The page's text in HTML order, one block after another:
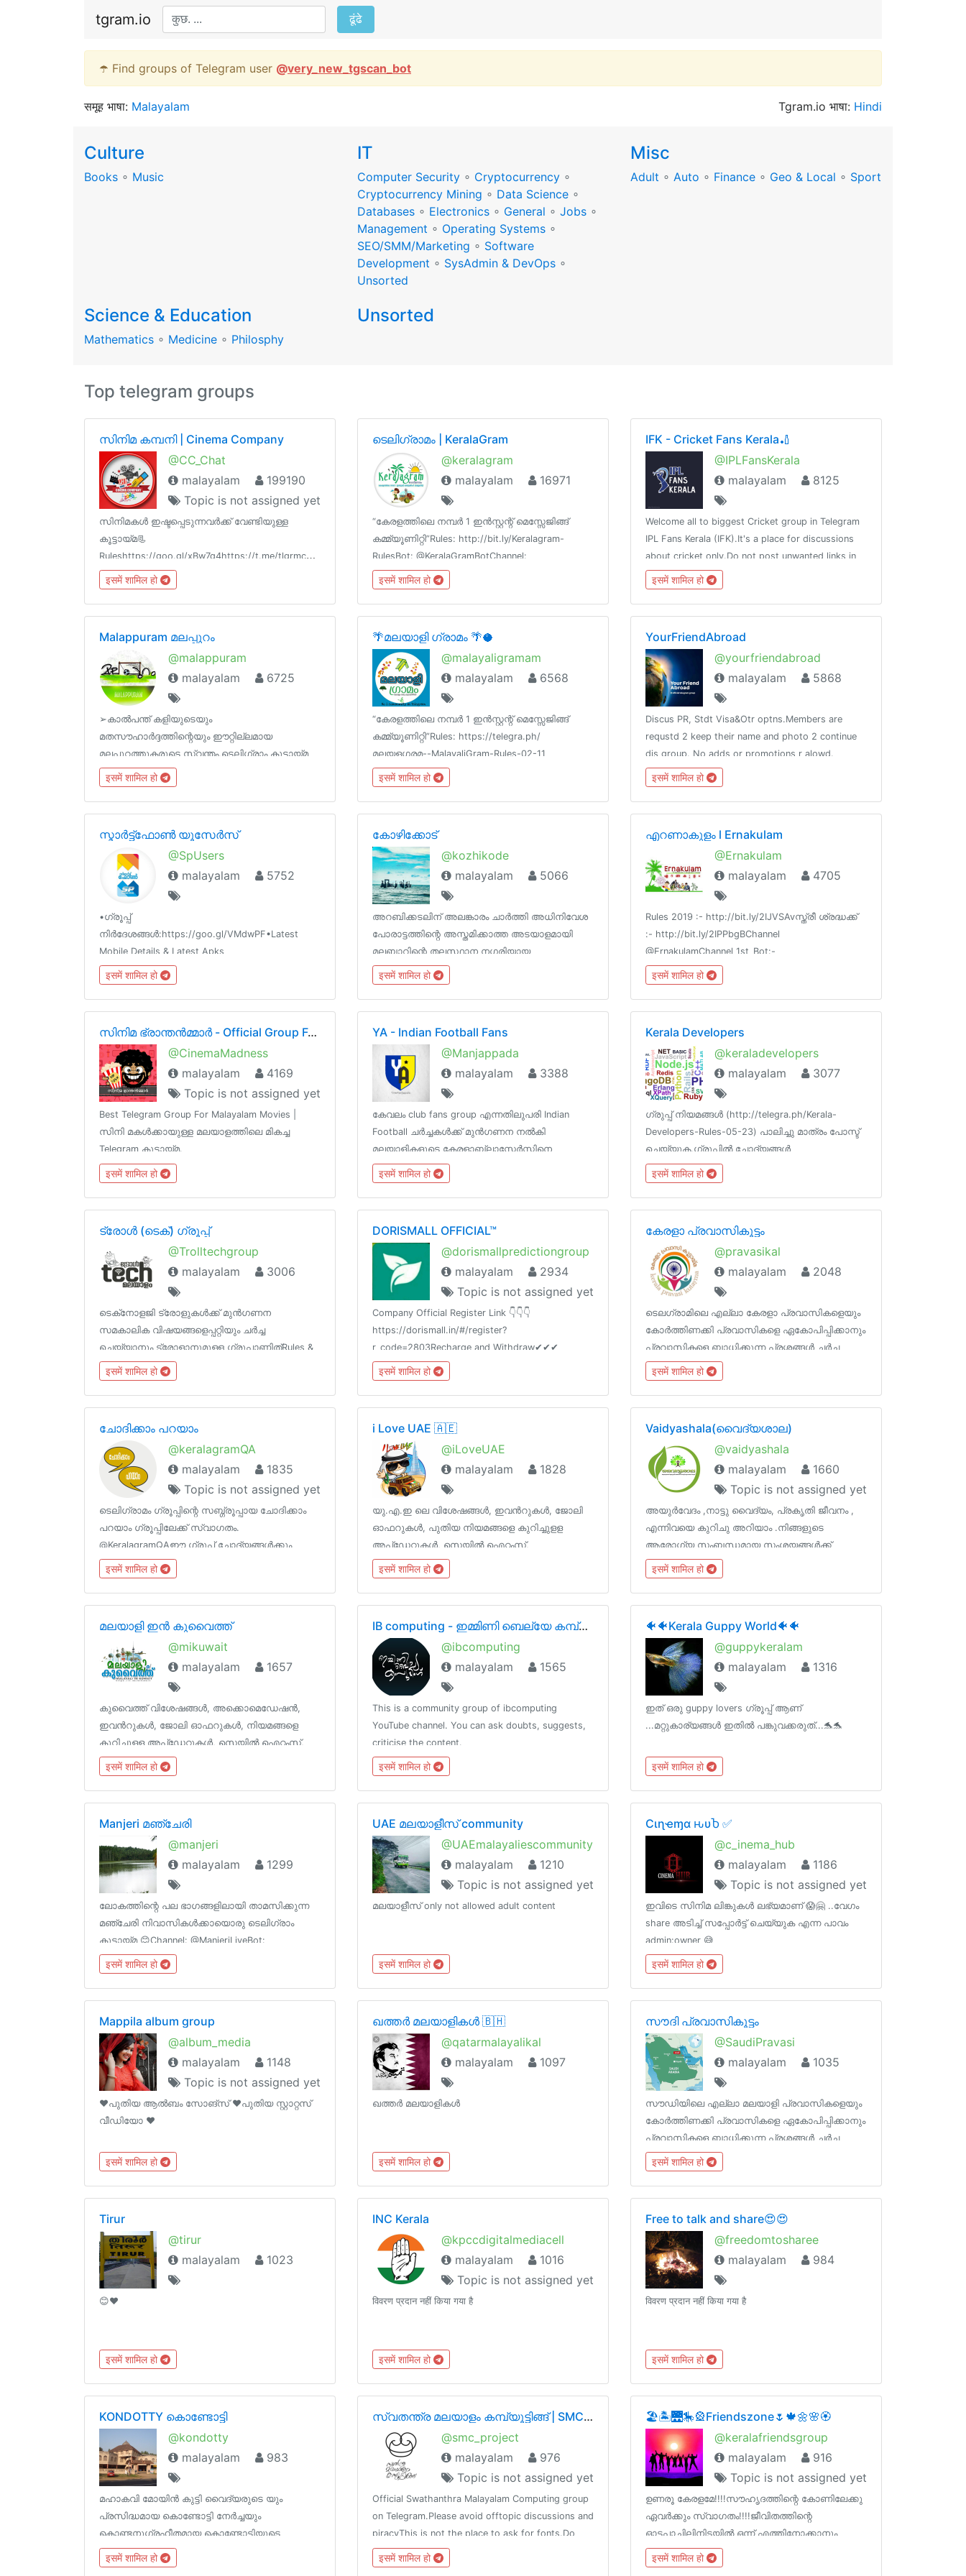
tgram.io ढूंढे
☂️ Find groups of Telegram user @very_new_tgscan_bot
समूह भाषा: Malayalam Tgram.io भाषा: Hindi
Culture
Books ∘ Music
IT
Computer Security ∘ Cryptocurrency ∘
Cryptocurrency Mining ∘ Data Science ∘
Databases ∘ Electronics ∘ General ∘ Jobs ∘
Management ∘ Operating Systems ∘
SEO/SMM/Marketing ∘ Software
Development ∘ SysAdmin & DevOps ∘
Unsorted
Misc
Adult ∘ Auto ∘ Finance ∘ Geo & Local ∘ Sport
Science & Education
Mathematics ∘ Medicine ∘ Philosphy
Unsorted
Top telegram groups
സിനിമ കമ്പനി | Cinema Company
@CC_Chat
malayalam
199190
Topic is not assigned yet
സിനിമകൾ ഇഷ്ടപ്പെടുന്നവർക്ക് വേണ്ടിയുള്ള
കൂട്ടായ്മ📃
Ruleshttps://goo.gl/xBw7g4https://t.me/tlgrmcbot?
start=cc_chat-review📝FAQhttps://goo.gl/uEXdtK
📋Channel List @cc_links💳Paid
Promotion@godfatherOO7
इसमें शामिल हो
ടെലിഗ്രാമം | KeralaGram
@keralagram
malayalam
16971
“കേരളത്തിലെ നമ്പര്‍ 1 ഇന്‍സ്റ്റന്റ് മെസ്സേജിങ്ങ്
കമ്മ്യൂണിറ്റി”Rules: http://bit.ly/Keralagram-
RulesBot: @KeralaGramBotChannel:
@KeralaGramChannelSub Groups:
@KeralagramQA, @KeralagramDebatesWebsite:
https://keralagram.in/ℹ️ @Keralagram
इसमें शामिल हो
IFK - Cricket Fans Kerala🏏
@IPLFansKerala
malayalam
8125
Welcome all to biggest Cricket group in Telegram
IPL Fans Kerala (IFK).It's a place for discussions
about cricket only.Do not post unwanted links in
this group. Offenders will be banned.Rules👇
goo.gl/DW6ELHChannel @Indian_Cricket
इसमें शामिल हो
Malappuram മലപ്പുറം
@malappuram
malayalam
6725
➢കാൽപന്ത് കളിയുടെയും
മതസൗഹാർദ്ദത്തിന്റെയും ഈറ്റില്ലമായ
മലപ്പുറത്തുകരുടെ സ്വന്തം,ടെലിഗ്രാം കൂട്ടായ്മ
✯കിനാവിലെ
മലപ്പുറം✯@malappuramരാഷ്ട്രീയമതജാതിഭേദമന്യേ
ആർക്കും അംഗമാകാം ➢ ➢ ➢യഥാർത്ഥ ചിന്തകർ
@MalappuramChannel
इसमें शामिल हो
🌴മലയാളി ഗ്രാമം 🌴🥥
@malayaligramam
malayalam
6568
“കേരളത്തിലെ നമ്പര്‍ 1 ഇന്‍സ്റ്റന്റ് മെസ്സേജിങ്ങ്
കമ്മ്യൂണിറ്റി”Rules: https://telegra.ph/
മലയളഗരമ--MalayaliGram-Rules-02-11
MalayaBot: update soonChannel:
@malayalionline_all Sub Groups: updates
soonweb: updates soon
इसमें शामिल हो
YourFriendAbroad
@yourfriendabroad
malayalam
5868
Discus PR, Stdt Visa&Otr optns.Members are
requstd 2 keep their name and photo 2 continue
dis group. No adds or promotions r alowd.
इसमें शामिल हो
സ്മാർട്ട്‌‌ഫോൺ യൂസേർസ്
@SpUsers
malayalam
5752
•ഗ്രൂപ്പ്
നിർദേശങ്ങൾ:https://goo.gl/VMdwPF•Latest
Mobile Details & Latest Apks
Join@SpUsersChannel
इसमें शामिल हो
കോഴിക്കോട്
@kozhikode
malayalam
5066
അറബിക്കടലിന് അലങ്കാരം ചാർത്തി അധിനിവേശ
പോരാട്ടത്തിന്റെ അസ്തമിക്കാത്ത അടയാളമായി
മലബാറിന്റെ തലസ്ഥാന നഗരിയായ
കോഴിക്കോട്...സാമൂതിരിയുടെ തേരോട്ടങ്ങൾക്ക്
ധൈര്യത്തിന്റെയും ധൈഷണീകതയുടെയും
പടയങ്കി പുതപ്പിച്ച കുഞ്ഞാലി മരക്കാറുടെ
इसमें शामिल हो
എറണാകുളം l Ernakulam
@Ernakulam
malayalam
4705
Rules 2019 :- http://bit.ly/2IJVSAvസ്ത്രീ ശ്രദ്ധക്ക്
:- http://bit.ly/2IPPbgBChannel
@ErnakulamChannel 1st_Bot:-
@ErnakulamBot2nd_Bot:- @ErnakulamCBot
इसमें शामिल हो
സിനിമ ഭ്രാന്തൻമ്മാർ - Official Group For Malayalam Movies
@CinemaMadness
malayalam
4169
Topic is not assigned yet
Best Telegram Group For Malayalam Movies |
സിനി മകൾക്കായുള്ള മലയാളത്തിലെ മികച്ച
Telegram കൂട്ടായ്മ.
इसमें शामिल हो
YA - Indian Football Fans
@Manjappada
malayalam
3388
കേവലം club fans group എന്നതിലുപരി Indian
Football ചർച്ചകൾക്ക് മുൻഗണന നൽകി
മലയാളികളുടെ കേരളാബ്ലാസ്റ്റേർസ്സിനെ
സപ്പോർട്ട്‌ ചെയുന്ന വേൾഡ്‌ ഫുട്ബോൾ ഗ്രൂപ്പ്Our
Channels 👇
@IndianFootball@Football_LokamManjappada
इसमें शामिल हो
Kerala Developers
@keraladevelopers
malayalam
3077
ഗ്രുപ്പ് നിയമങ്ങള്‍ (http://telegra.ph/Kerala-
Developers-Rules-05-23) പാലിച്ചു മാത്രം പോസ്ട്
ചെയ്യുക.ഗ്രൂപ്പിൽ ചോദ്യങ്ങൾ
ഉന്നയിക്കുന്നതിന്ന് മുന്നേ പാലിക്കേണ്ട ചില മാർഗ
നിർദേശങ്ങൾ 👉 https://git.io/vhqlO .ആക്ഷേപ
ഹാസ്യ ഗ്രൂപ് https://t.me/chaliplusplus
इसमें शामिल हो
ട്രോൾ (ടെക്‌‌‌‌) ഗ്രൂപ്പ്‌
@Trolltechgroup
malayalam
3006
ടെക്‌നോളജി ട്രോളുകൾക്ക്‌ മുൻഗണന‌
സമകാലിക വിഷയങ്ങളെപ്പറ്റിയും ചർച്ച‌
ചെയ്യാനും ട്രോളാനുമുള്ള ഗ്രൂപ്പാണിത്‌Rules &
Logo https://t.me/TrollTechGroup/1572Channels
@TrollTechMalayalam@TGTrollans
@Tech_Malayalam
इसमें शामिल हो
DORISMALL OFFICIAL™
@dorismallpredictiongroup
malayalam
2934
Topic is not assigned yet
Company Official Register Link 👇👇👇
https://dorismall.in/#/register?
r_code=2803Recharge and Withdraw✔✔✔
इसमें शामिल हो
കേരളാ പ്രവാസികൂട്ടം
@pravasikal
malayalam
2048
ടെലഗ്രാമിലെ എല്ലാ കേരളാ പ്രവാസികളെയും
കോർത്തിണക്കി പ്രവാസികളെ ഏകോപിപ്പിക്കാനും
പ്രവാസികളെ ബാധിക്കുന്ന പ്രശ്നങ്ങള്‍ ചര്‍ച്ച
ചെയ്യാനും പിന്നെ കുറച്ച് കളിയും തമാശയും
എല്ലാ ഉള്‍പ്പെടുത്തുക എന്ന ലക്ഷ്യത്തിൽ
മുന്നോട്ട് പോകുന്ന ഗ്രൂപ്പാണ് കേരളാ പ്രവാസീ
इसमें शामिल हो
ചോദിക്കാം പറയാം
@keralagramQA
malayalam
1835
Topic is not assigned yet
ടെലിഗ്രാമം ഗ്രൂപ്പിന്റെ സബ്ഗ്രൂപ്പായ ചോദിക്കാം
പറയാം ഗ്രൂപ്പിലേക്ക് സ്വാഗതം.
@KeralagramQAഈ ഗ്രൂപ്പ് ചോദ്യങ്ങള്‍ക്കും
അവയ്ക്ക് ഉത്തരം നല്‍കുന്നതിനും വേണ്ടി
മാത്രമുള്ളതാണ്. മറ്റു യാതൊരു മെസേജുകളും
അനുവദിക്കുന്നതല്ല. അത്തരം ആവശ്യങ്ങള്‍ക്ക്
इसमें शामिल हो
i Love UAE 🇦🇪
@iLoveUAE
malayalam
1828
യു.എ.ഇ ലെ വിശേഷങ്ങൾ, ഇവൻറുകൾ, ജോലി
ഓഫറുകള്‍, പുതിയ നിയമങ്ങളെ കുറിച്ചുളള
അപ്‌ഡേറ്റുകൾ, സെയിൽ ഐറ്റംസ്,
പ്രവാസികളെ ബാധിക്കുന്ന എന്ത് കാര്യങ്ങളും
ഷെയർ ചെയ്യാൻ...! യു.എ.ഇ പ്രവാസികൾ
മാത്രം...!!!
इसमें शामिल हो
Vaidyashala(വൈദ്യശാല)
@vaidyashala
malayalam
1660
Topic is not assigned yet
അയുർവേദം ,നാട്ടു വൈദ്യം, പ്രകൃതി ജീവനം ,
എന്നിവയെ കുറിചു അറിയാം .നിങ്ങളുടെ
ആരോഗ്യ സംബന്ധമായ സംശയങ്ങൾക്ക്
ആയുർവേദ ഡോക്ടർമാരുടെയും പാരമ്പര്യ
വൈദ്യന്മാരുടെയും നിർദേശങ്ങൾ ഗ്രൂപ്പിൽ
ലഭിക്കും.
इसमें शामिल हो
മലയാളി ഇൻ കുവൈത്ത്
@mikuwait
malayalam
1657
കുവൈത്ത് വിശേഷങ്ങൾ, അക്കൊമെഡേഷൻ,
ഇവൻറുകൾ, ജോലി ഓഫറുകള്‍, നിയമങ്ങളെ
കുറിച്ചുളള അപ്‌ഡേറ്റുകൾ, സെയിൽ ഐറ്റംസ്,
പ്രവാസികളെ ബാധിക്കുന്ന ഉപകാരമുളള എന്ത്
കാര്യവും ഷെയർ ചെയ്യാൻ...!☝️ ONLY KUWAIT
MALAYALEES...!!!rules:
इसमें शामिल हो
IB computing - ഇമ്മിണി‌ ബെല്യേ കമ്പ്യൂട്ടിങ്ങ് സപ്പോർട്ട് ഗ്രൂപ്പ്
@ibcomputing
malayalam
1565
This is a community group of ibcomputing
YouTube channel. You can ask doubts, suggests,
criticise the content.
इसमें शामिल हो
🐠🐠Kerala Guppy World🐠🐠
@guppykeralam
malayalam
1316
ഇത് ഒരു guppy lovers ഗ്രൂപ്പ് ആണ്
...മറ്റുകാര്യങ്ങൾ ഇതിൽ പങ്കുവക്കരുത്...🐬🐬
इसमें शामिल हो
Manjeri മഞ്ചേരി
@manjeri
malayalam
1299
ലോകത്തിന്റെ പല ഭാഗങ്ങളിലായി താമസിക്കുന്ന
മഞ്ചേരി നിവാസികൾക്കായൊരു ടെലിഗ്രാം
കൂട്ടായ്മ 😊Channel: @ManjeriLiveBot:
@ManjeriLiveBotAdmins
इसमें शामिल हो
UAE മലയാളീസ് community
@UAEmalayaliescommunity
malayalam
1210
Topic is not assigned yet
മലയാളീസ് only not allowed adult content
इसमें शामिल हो
Cιɳҽɱα ԋυႦ ✅
@c_inema_hub
malayalam
1186
Topic is not assigned yet
ഇവിടെ സിനിമ ലിങ്കുകൾ ലഭ്യമാണ് 😱🤗 ..വേഗം
share അടിച്ച് സപ്പോർട്ട് ചെയ്യുക എന്ന പാവം
admin:owner 😅
इसमें शामिल हो
Mappila album group
@album_media
malayalam
1148
Topic is not assigned yet
❤️പുതിയ ആൽബം സോങ്‌സ് ❤️പുതിയ സ്റ്റാറ്റസ്
വീഡിയോ ❤️
इसमें शामिल हो
ഖത്തർ മലയാളികൾ 🇧🇭
@qatarmalayalikal
malayalam
1097
ഖത്തർ മലയാളികൾ
इसमें शामिल हो
സൗദി പ്രവാസികൂട്ടം
@SaudiPravasi
malayalam
1035
സൗഡിയിലെ എല്ലാ മലയാളി പ്രവാസികളെയും
കോർത്തിണക്കി പ്രവാസികളെ ഏകോപിപ്പിക്കാനും
പ്രവാസികളെ ബാധിക്കുന്ന പ്രശ്നങ്ങള്‍ ചര്‍ച്ച
ചെയ്യാനും പിന്നെ കുറച്ച് കളിയും തമാശയും
എല്ലാ ഉള്‍പ്പെടുത്തുക എന്ന ലക്ഷ്യത്തിൽ
മുന്നോട്ട് പോകുന്ന ഗ്രൂപ്പാണ് സൗദി പ്രവാസീ
इसमें शामिल हो
Tirur
@tirur
malayalam
1023
😊❤
इसमें शामिल हो
INC Kerala
@kpccdigitalmediacell
malayalam
1016
Topic is not assigned yet
विवरण प्रदान नहीं किया गया है
इसमें शामिल हो
Free to talk and share😍😍
@freedomtosharee
malayalam
984
विवरण प्रदान नहीं किया गया है
इसमें शामिल हो
KONDOTTY കൊണ്ടോട്ടി
@kondotty
malayalam
983
മഹാകവി മോയിൻ കുട്ടി വൈദ്യരുടെ യും
പ്രസിദ്ധമായ കൊണ്ടോട്ടി നേർച്ചയും
കൊണ്ടനുഗ്രഹീതമായ കൊണ്ടോട്ടിയുടെ
ഹൃദയത്തിന്റെ ഉള്ളറയിലേക്കു സ്വാഗതം 🙏
इसमें शामिल हो
സ്വതന്ത്ര മലയാളം കമ്പ്യൂട്ടിങ്ങ്‌ | SMC Project
@smc_project
malayalam
976
Topic is not assigned yet
Official Swathanthra Malayalam Computing group
on Telegram.Please avoid offtopic discussions and
piracyThis is not the place to ask for fonts.Do
introduce yourself / state the reason you joined
the group, or you maybe removed.
इसमें शामिल हो
🏖🏝🌉🎠🎡Friendszone🌷🍁🌼🌸🏵
@keralafriendsgroup
malayalam
916
Topic is not assigned yet
ഉണരൂ കേരളമേ!!!!സൗഹൃദത്തിന്റെ കോണിലേക്കു
ഏവർക്കും സ്വാഗതം!!!!ജീവിതത്തിന്റെ
ഓട്ടപാച്ചിലിനിടയിൽ ഒന്ന് എത്തിനോക്കാനും
കൊച്ചു കൊച്ചു കാര്യങ്ങൾ പങ്കിടാനുമാണ് ഈ
ഗ്രൂപ്പ്!!!എന്നും നല്ല മനസും ചിന്തയും
इसमें शामिल हो